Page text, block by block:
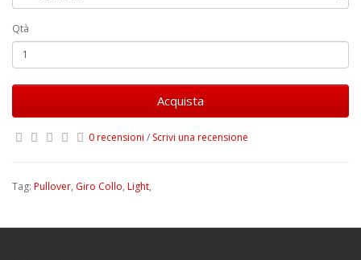
Qtà
Acquista
0 recensioni / Scrivi una recensione
Tag: Pullover, Giro Collo, Light,